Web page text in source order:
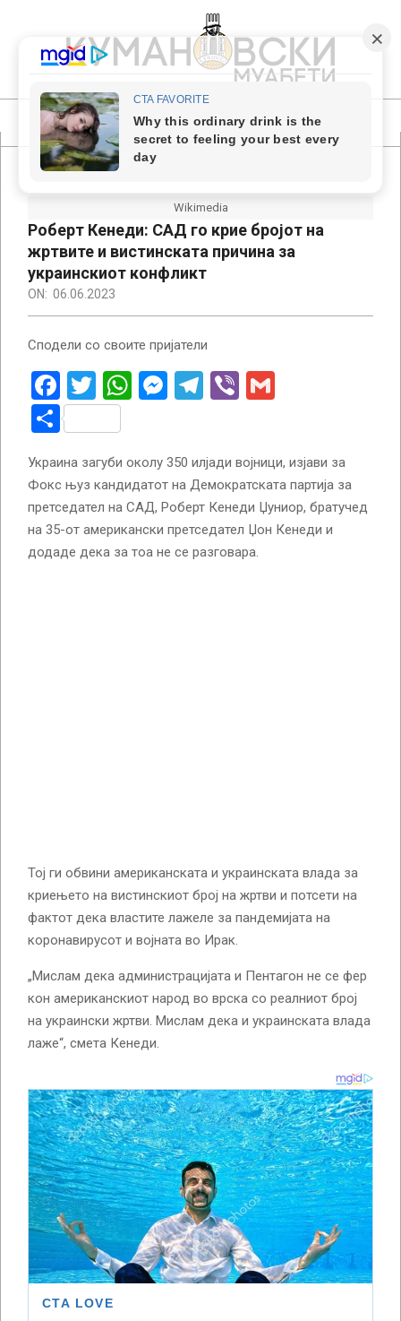
content
КУМАНОВСКИ
МУАБЕТИ
Primary
Navigation
Wikimedia
Роберт Кенеди: САД го крие бројот на
жртвите и вистинската причина за
украинскиот конфликт
ON: 06.06.2023
Сподели со своите пријатели
Facebook
Twitter
WhatsApp
Messenger
Telegram
Viber
Share
Украина загуби околу 350 илјади војници, изјави за
Фокс њуз кандидатот на Демократската партија за
претседател на САД, Роберт Кенеди Џуниор, братучед
на 35-от американски претседател Џон Кенеди и
додаде дека за тоа не се разговара.
Тој ги обвини американската и украинската влада за
криењето на вистинскиот број на жртви и потсети на
фактот дека властите лажеле за пандемијата на
коронавирусот и војната во Ирак.
„Мислам дека администрацијата и Пентагон не се фер
кон американскиот народ во врска со реалниот број
на украински жртви. Мислам дека и украинската влада
лаже“, смета Кенеди.